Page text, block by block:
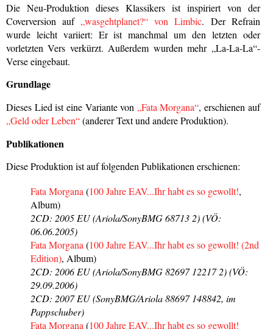
Die Neu-Produktion dieses Klassikers ist inspiriert von der
Coverversion auf „wasgehtplanet?“ von Limbic. Der Refrain
wurde leicht variiert: Er ist manchmal um den letzten oder
vorletzten Vers verkürzt. Außerdem wurden mehr „La-La-La“-
Verse eingebaut.
Grundlage
Dieses Lied ist eine Variante von „Fata Morgana“, erschienen auf
„Geld oder Leben“(anderer Text und andere Produktion).
Publikationen
Diese Produktion ist auf folgenden Publikationen erschienen:
Fata Morgana (100 Jahre EAV...Ihr habt es so gewollt!,
Album)
2CD: 2005 EU (Ariola/SonyBMG 68713 2) (VÖ:
06.06.2005)
Fata Morgana (100 Jahre EAV...Ihr habt es so gewollt! (2nd
Edition), Album)
2CD: 2006 EU (Ariola/SonyBMG 82697 12217 2) (VÖ:
29.09.2006)
2CD: 2007 EU (SonyBMG/Ariola 88697 148842, im
Pappschuber)
Fata Morgana (100 Jahre EAV...Ihr habt es so gewollt!